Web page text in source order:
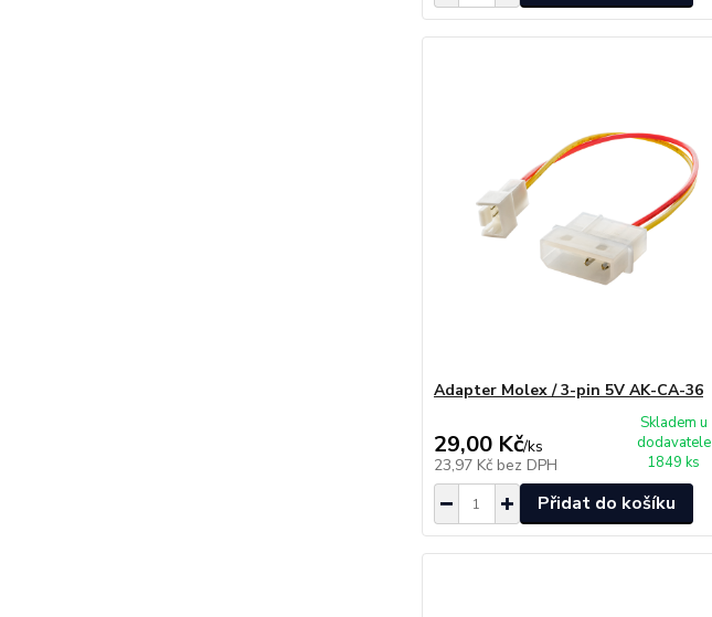
Adapter Molex / 3-pin 5V AK-CA-36
29,00 Kč/ks
23,97 Kč bez DPH
Skladem u
dodavatele
1849 ks
Přidat do košíku